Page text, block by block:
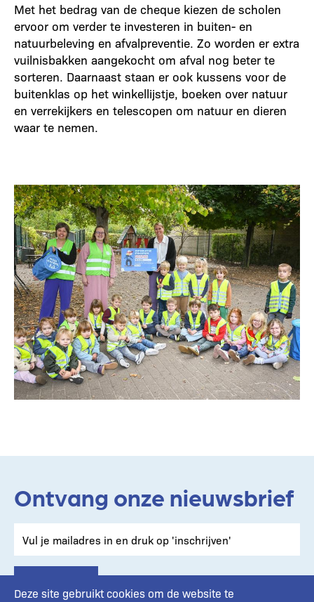
Met het bedrag van de cheque kiezen de scholen
ervoor om verder te investeren in buiten- en
natuurbeleving en afvalpreventie. Zo worden er extra
vuilnisbakken aangekocht om afval nog beter te
sorteren. Daarnaast staan er ook kussens voor de
buitenklas op het winkellijstje, boeken over natuur
en verrekijkers en telescopen om natuur en dieren
waar te nemen.
Ontvang onze nieuwsbrief
Deze site gebruikt cookies om de website te